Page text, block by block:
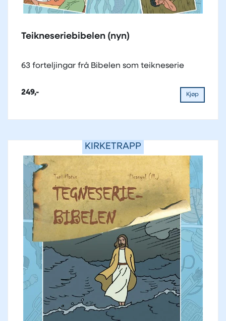
Teikneseriebibelen (nyn)
63 forteljingar frå Bibelen som teikneserie
249,- Kjøp
KIRKETRAPP